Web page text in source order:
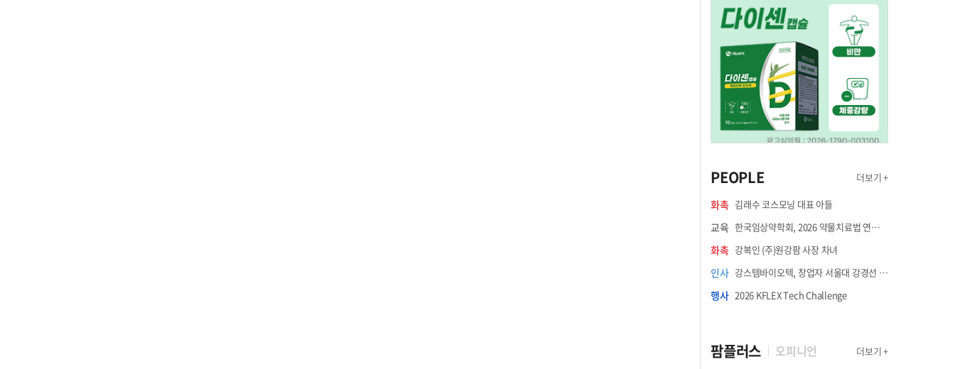
PEOPLE 더보기 +
화촉 김래수 코스모닝 대표 아들
교육 한국임상약학회, 2026 약물치료법 연수강좌 8월 21일 개최
화촉 강복인 (주)원강팜 사장 차녀
인사 강스템바이오텍, 창업자 서울대 강경선 교수 최고과학책임자 선임
행사 2026 KFLEX Tech Challenge
팜플러스 오피니언 더보기 +